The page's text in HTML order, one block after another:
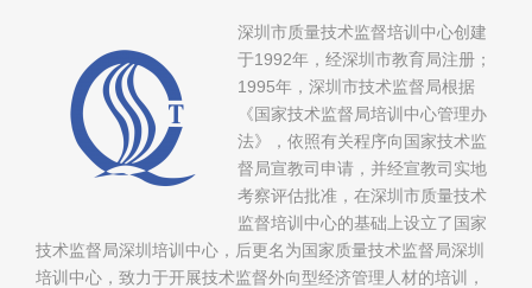
深圳市质量技术监督培训中心创建
于1992年，经深圳市教育局注册；
1995年，深圳市技术监督局根据
《国家技术监督局培训中心管理办
法》，依照有关程序向国家技术监
督局宣教司申请，并经宣教司实地
考察评估批准，在深圳市质量技术
监督培训中心的基础上设立了国家
技术监督局深圳培训中心，后更名为国家质量技术监督局深圳
培训中心，致力于开展技术监督外向型经济管理人材的培训，